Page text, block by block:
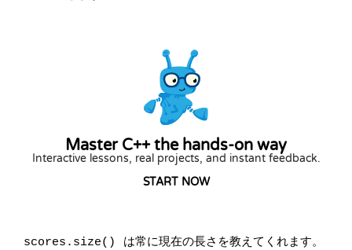
Master C++ the hands-on way
Interactive lessons, real projects, and instant feedback.
START NOW
scores.size()
は常に現在の長さを教えてくれます。